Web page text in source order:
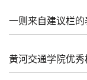
一则来自建议栏
黄河交通学院优